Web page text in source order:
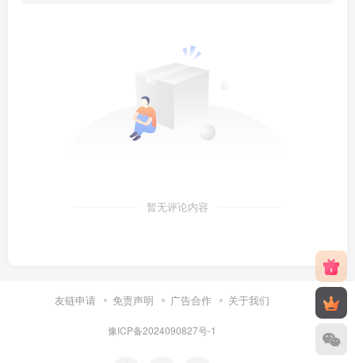
暂无评论内容
友链申请 免责声明 广告合作 关于我们
豫ICP备2024090827号-1